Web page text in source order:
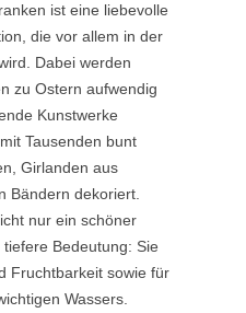
ist eine liebevolle
die vor allem in der
Dabei werden
zu Ostern aufwendig
Kunstwerke
Tausenden bunt
Girlanden aus
Bändern dekoriert.
nur ein schöner
Bedeutung: Sie
Fruchtbarkeit sowie für
Wassers.